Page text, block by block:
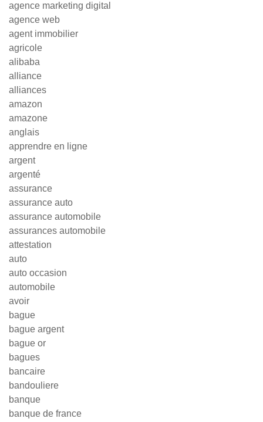
agence marketing digital
agence web
agent immobilier
agricole
alibaba
alliance
alliances
amazon
amazone
anglais
apprendre en ligne
argent
argenté
assurance
assurance auto
assurance automobile
assurances automobile
attestation
auto
auto occasion
automobile
avoir
bague
bague argent
bague or
bagues
bancaire
bandouliere
banque
banque de france